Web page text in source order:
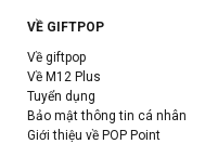
VỀ GIFTPOP
Về giftpop
Về M12 Plus
Tuyển dụng
Bảo mật thông tin cá nhân
Giới thiệu về POP Point